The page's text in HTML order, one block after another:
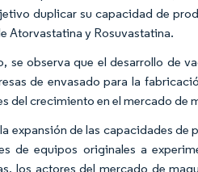
duplicar su capacidad de
Atorvastatina y Rosuvastatina.
se observa que el desarrollo de
de envasado para la
del crecimiento en el mercado de
expansión de las capacidades de
de equipos originales a
los actores del mercado de